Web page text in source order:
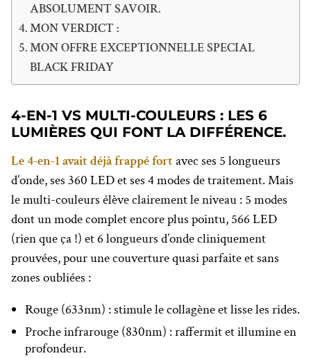
ABSOLUMENT SAVOIR.
MON VERDICT :
MON OFFRE EXCEPTIONNELLE SPECIAL
BLACK FRIDAY
4-EN-1 VS MULTI-COULEURS : LES 6
LUMIÈRES QUI FONT LA DIFFÉRENCE.
Le 4-en-1 avait déjà frappé fort avec ses 5 longueurs
d’onde, ses 360 LED et ses 4 modes de traitement. Mais
le multi-couleurs élève clairement le niveau : 5 modes
dont un mode complet encore plus pointu, 566 LED
(rien que ça !) et 6 longueurs d’onde cliniquement
prouvées, pour une couverture quasi parfaite et sans
zones oubliées :
Rouge (633nm) : stimule le collagène et lisse les rides.
Proche infrarouge (830nm) : raffermit et illumine en
profondeur.